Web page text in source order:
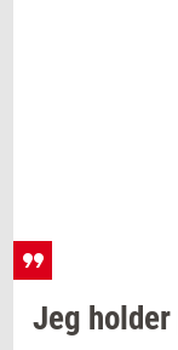
Jeg hol­der